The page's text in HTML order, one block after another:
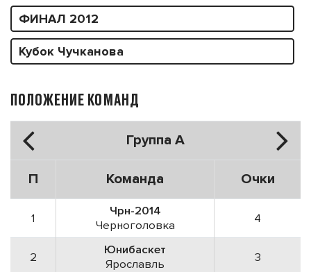
ФИНАЛ 2012
Кубок Чучканова
ПОЛОЖЕНИЕ КОМАНД
Группа А
П Команда Очки
1
Чрн-2014
Черноголовка
4
2
Юнибаскет
Ярославль
3